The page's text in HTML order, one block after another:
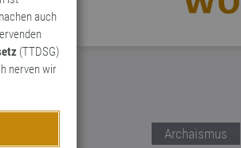
auch
(TTDSG)
nerven wir
Archaismus